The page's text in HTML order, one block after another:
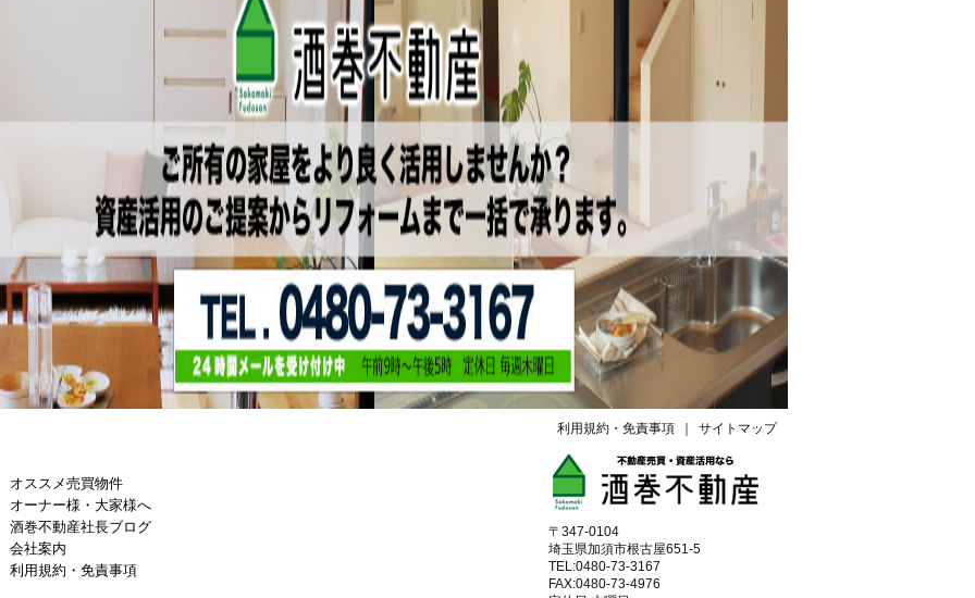
オススメ売買物件
オーナー様・大家様へ
酒巻不動産社長ブログ
会社案内
利用規約・免責事項
サイトマップ
利用規約・免責事項
〒347-0104
埼玉県加須市根古屋651-5
TEL:0480-73-3167
FAX:0480-73-4976